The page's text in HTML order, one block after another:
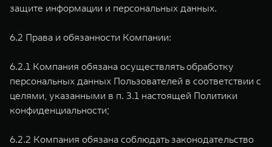
защите информации и персональных данных.
6.2 Права и обязанности Компании:
6.2.1 Компания обязана осуществлять обработку
персональных данных Пользователей в соответствии с
целями, указанными в п. 3.1 настоящей Политики
конфиденциальности;
6.2.2 Компания обязана соблюдать законодательство